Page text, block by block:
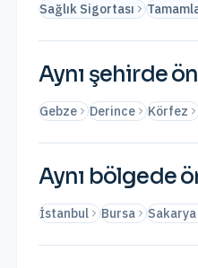
Sağlık Sigortası
Aynı şehirde
Gebze Derince Körfez
Aynı bölgede
İstanbul Bursa Sakarya